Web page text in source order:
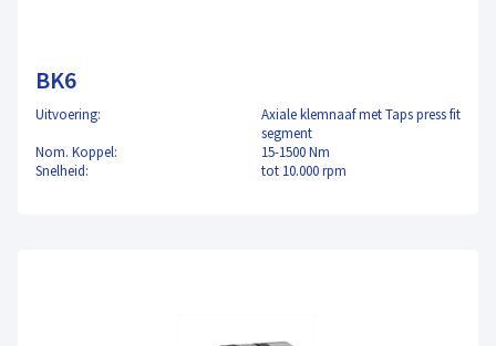
BK6
Uitvoering:
Axiale klemnaaf met Taps press fit
segment
Nom. Koppel:
15-1500 Nm
Snelheid:
tot 10.000 rpm